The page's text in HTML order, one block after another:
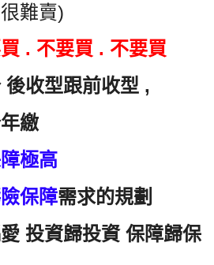
難賣)
. 不要買 . 不要買
收型跟前收型 ,
繳
極高
保障需求的規劃
投資歸投資 保障歸保